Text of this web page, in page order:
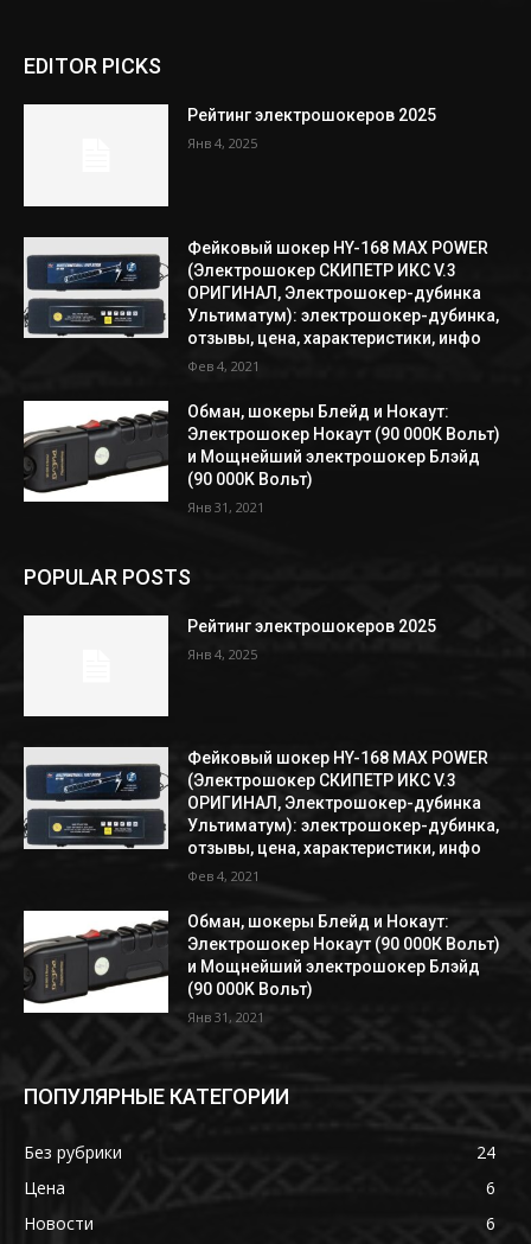
EDITOR PICKS
Рейтинг электрошокеров 2025
Янв 4, 2025
Фейковый шокер HY-168 MAX POWER
(Электрошокер СКИПЕТР ИКС V.3
ОРИГИНАЛ, Электрошокер-дубинка
Ультиматум): электрошокер-дубинка,
отзывы, цена, характеристики, инфо
Фев 4, 2021
Обман, шокеры Блейд и Нокаут:
Электрошокер Нокаут (90 000К Вольт)
и Мощнейший электрошокер Блэйд
(90 000K Вольт)
Янв 31, 2021
POPULAR POSTS
Рейтинг электрошокеров 2025
Янв 4, 2025
Фейковый шокер HY-168 MAX POWER
(Электрошокер СКИПЕТР ИКС V.3
ОРИГИНАЛ, Электрошокер-дубинка
Ультиматум): электрошокер-дубинка,
отзывы, цена, характеристики, инфо
Фев 4, 2021
Обман, шокеры Блейд и Нокаут:
Электрошокер Нокаут (90 000К Вольт)
и Мощнейший электрошокер Блэйд
(90 000K Вольт)
Янв 31, 2021
ПОПУЛЯРНЫЕ КАТЕГОРИИ
Без рубрики
24
Цена
6
Новости
6